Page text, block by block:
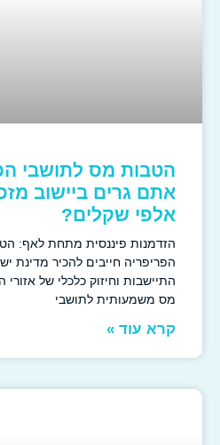
הטבות מס לתושבי
אתם גרים ביישוב מזכה
אלפי שקלים?
הזדמנות פיננסית מתחת לאף: הטבת
הפריפריה חייבים להכיר מדינת ישראל,
התיישבות וחיזוק כלכלי של אזורי
מס משמעותית לתושבי
קרא עוד »